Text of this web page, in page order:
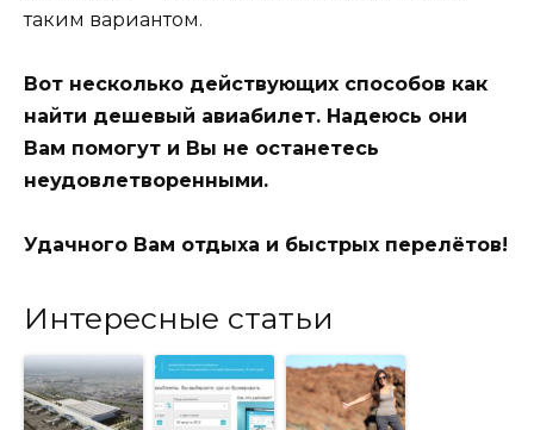
таким вариантом.
Вот несколько действующих способов как
найти дешевый авиабилет. Надеюсь они
Вам помогут и Вы не останетесь
неудовлетворенными.
Удачного Вам отдыха и быстрых перелётов!
Интересные статьи